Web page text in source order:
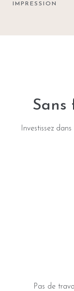
IMPRESSION
Sans
Investissez
Pas de